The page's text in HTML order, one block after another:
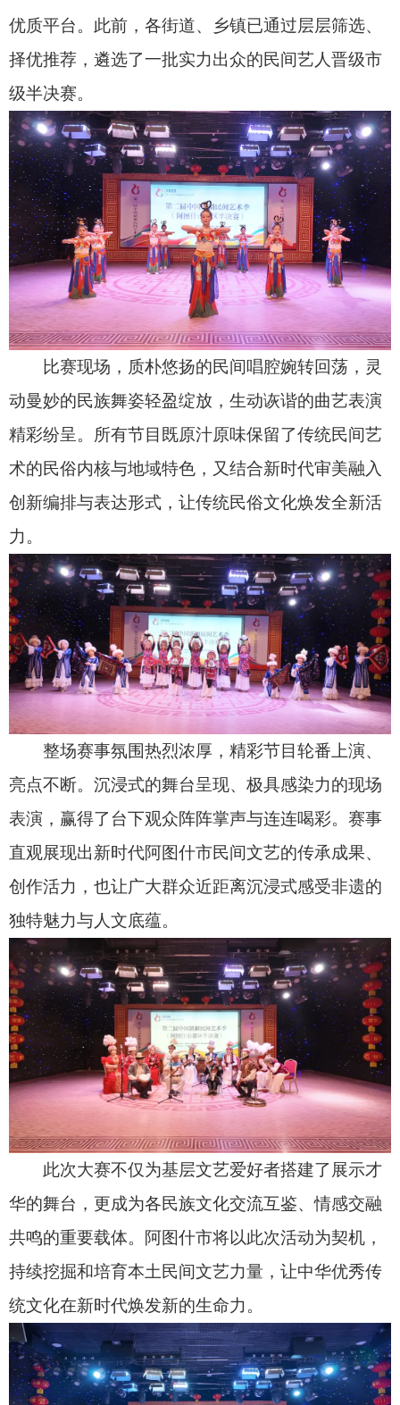
比赛现场，质朴悠扬的民间唱腔婉转回荡，灵
动曼妙的民族舞姿轻盈绽放，生动诙谐的曲艺表演
精彩纷呈。所有节目既原汁原味保留了传统民间艺
术的民俗内核与地域特色，又结合新时代审美融入
创新编排与表达形式，让传统民俗文化焕发全新活
力。
整场赛事氛围热烈浓厚，精彩节目轮番上演、
亮点不断。沉浸式的舞台呈现、极具感染力的现场
表演，赢得了台下观众阵阵掌声与连连喝彩。赛事
创作活力，也让广大群众近距离沉浸式感受非遗的
独特魅力与人文底蕴。
此次大赛不仅为基层文艺爱好者搭建了展示才
华的舞台，更成为各民族文化交流互鉴、情感交融
共鸣的重要载体。阿图什市将以此次活动为契机，
统文化在新时代焕发新的生命力。
阿图什市文化馆馆长阿力努尔·沙吾提说：“本
次半决赛汇聚了全市顶尖的民间文艺力量，全方位
展示了阿图什非遗的独特风采。赛事不仅为民间艺
人提供了展示交流的舞台，更有效促进了本土文化
交融互通。下一步，阿图什市将持续深耕本土民间
艺术资源，深入挖掘传统文化内涵，扎实做好非遗
的传承、创新与推广工作。”（全媒体记者 古丽米
责任编辑：高兰